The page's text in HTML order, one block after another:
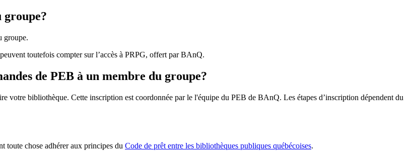
groupe?
groupe.
toutefois compter sur l’accès à PRPG, offert par BAnQ.
de PEB à un membre du groupe?
votre bibliothèque. Cette inscription est coordonnée par le l'équipe du PEB de BAnQ. Les étapes d’inscription dépendent du
toute chose adhérer aux principes du Code de prêt entre les bibliothèques publiques québécoises.